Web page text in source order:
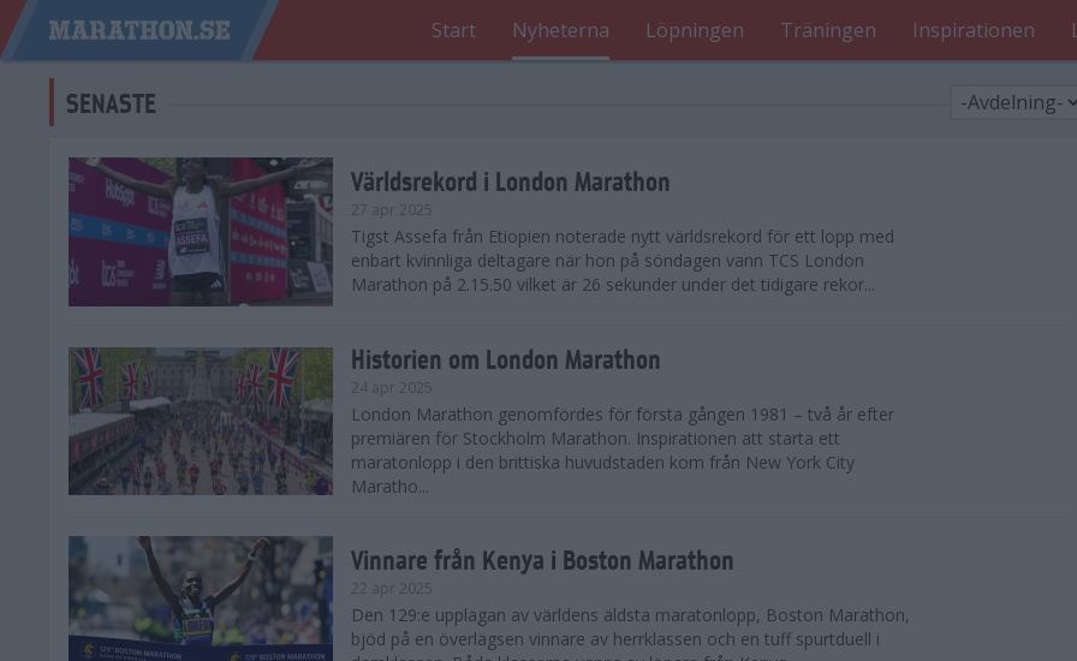
Start Nyheterna Löpningen Träningen Inspirationen
SENASTE
Världsrekord i London Marathon
27 apr 2025
Tigst Assefa från Etiopien noterade nytt världsrekord för ett lopp med
enbart kvinnliga deltagare när hon på söndagen vann TCS London
Marathon på 2.15.50 vilket är 26 sekunder under det tidigare rekor...
Historien om London Marathon
24 apr 2025
London Marathon genomfördes för första gången 1981 – två år efter
premiären för Stockholm Marathon. Inspirationen att starta ett
maratonlopp i den brittiska huvudstaden kom från New York City
Maratho...
Vinnare från Kenya i Boston Marathon
22 apr 2025
Den 129:e upplagan av världens äldsta maratonlopp, Boston Marathon,
bjöd på en överlägsen vinnare av herrklassen och en tuff spurtduell i